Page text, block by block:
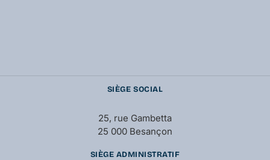
SIÈGE SOCIAL
25, rue Gambetta
25 000 Besançon
SIÈGE ADMINISTRATIF